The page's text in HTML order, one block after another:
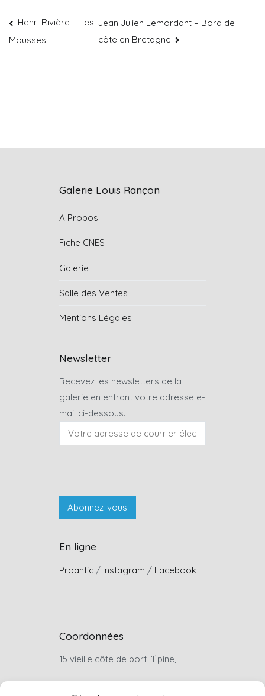
Henri Rivière – Les
Mousses
Jean Julien Lemordant – Bord de
côte en Bretagne
Galerie Louis Rançon
A Propos
Fiche CNES
Galerie
Salle des Ventes
Mentions Légales
Newsletter
Recevez les newsletters de la
galerie en entrant votre adresse e-
mail ci-dessous.
En ligne
Proantic / Instagram / Facebook
Coordonnées
15 vieille côte de port l’Épine,